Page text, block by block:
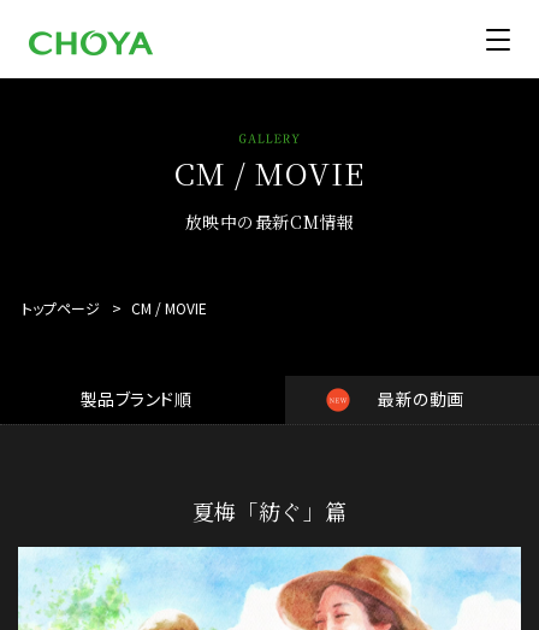
CM / MOVIE
放映中の最新CM情報
トップページ CM / MOVIE
製品ブランド順 最新の動画
夏梅「紡ぐ」篇